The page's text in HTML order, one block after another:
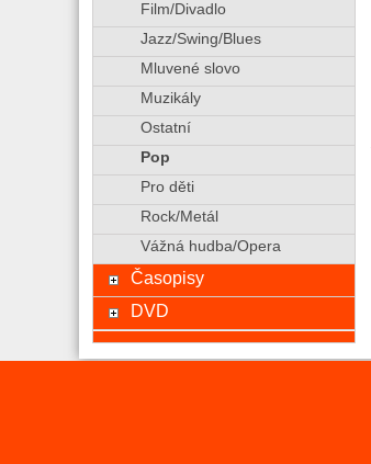
Film/Divadlo
Jazz/Swing/Blues
Mluvené slovo
Muzikály
Ostatní
Pop
Pro děti
Rock/Metál
Vážná hudba/Opera
Časopisy
DVD